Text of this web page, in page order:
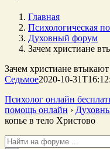
Главная
Психологическая
Духовный форум
Зачем христиане
Зачем христиане
Седьмое2020-10-
Психолог онлайн
помощь онлайн ›
копье в тело Христово
Поиск: